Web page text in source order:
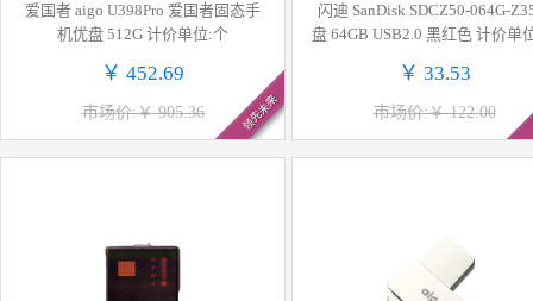
爱国者 aigo U398Pro 爱国者固态手
机优盘 512G 计价单位:个
￥ 452.69
市场价:￥ 905.36 领先未来
闪迪 SanDisk SDCZ50-064G-Z35
盘 64GB USB2.0 黑红色 计价单
￥ 33.53
市场价:￥ 122.00